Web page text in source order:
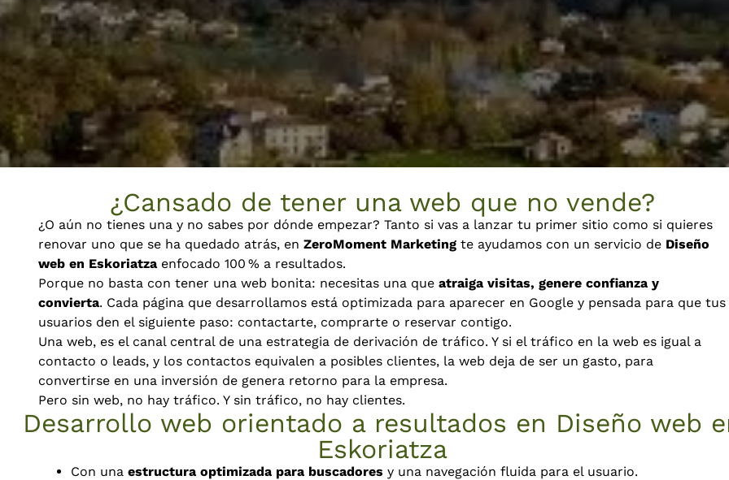
¿Cansado de tener una web que no vende?
¿O aún no tienes una y no sabes por dónde empezar? Tanto si vas a lanzar tu primer sitio como si quieres
renovar uno que se ha quedado atrás, enZeroMoment Marketing te ayudamos con un servicio de Diseño
web en Eskoriatza enfocado 100 % a resultados.
Porque no basta con tener una web bonita: necesitas una queatraiga visitas, genere confianza y
convierta. Cada página que desarrollamos está optimizada para aparecer en Google y pensada para que tus
usuarios den el siguiente paso: contactarte, comprarte o reservar contigo.
Una web, es el canal central de una estrategia de derivación de tráfico. Y si el tráfico en la web es igual a
contacto o leads, y los contactos equivalen a posibles clientes, la web deja de ser un gasto, para
convertirse en una inversión de genera retorno para la empresa.
Pero sin web, no hay tráfico. Y sin tráfico, no hay clientes.
Desarrollo web orientado a resultados en Diseño web
Eskoriatza
Con unaestructura optimizada para buscadores y una navegación fluida para el usuario.